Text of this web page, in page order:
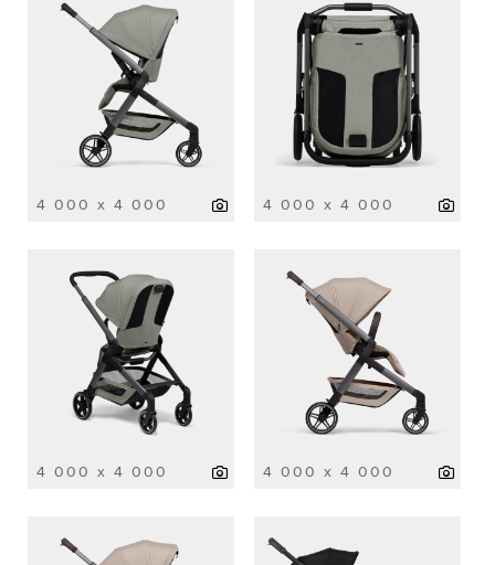
4 000 x 4 000 4 000 x 4 000
4 000 x 4 000 4 000 x 4 000